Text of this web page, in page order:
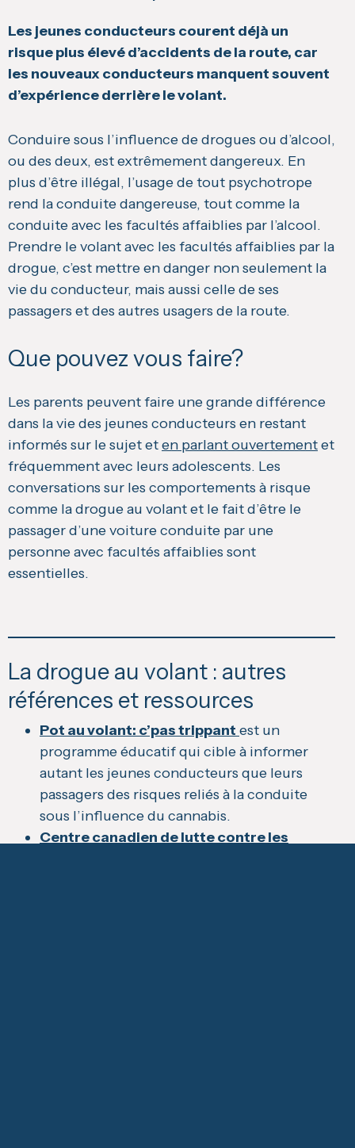
Les jeunes conducteurs courent déjà un
risque plus élevé d’accidents de la route, car
les nouveaux conducteurs manquent souvent
d’expérience derrière le volant.
Conduire sous l’influence de drogues ou d’alcool,
ou des deux, est extrêmement dangereux. En
plus d’être illégal, l’usage de tout psychotrope
rend la conduite dangereuse, tout comme la
conduite avec les facultés affaiblies par l’alcool.
Prendre le volant avec les facultés affaiblies par la
drogue, c’est mettre en danger non seulement la
vie du conducteur, mais aussi celle de ses
passagers et des autres usagers de la route.
Que pouvez vous faire?
Les parents peuvent faire une grande différence
dans la vie des jeunes conducteurs en restant
informés sur le sujet eten parlant ouvertementet
fréquemment avec leurs adolescents. Les
conversations sur les comportements à risque
comme la drogue au volant et le fait d’être le
passager d’une voiture conduite par une
personne avec facultés affaiblies sont
essentielles.
La drogue au volant : autres
références et ressources
Pot au volant: c’pas trippant est un
programme éducatif qui cible à informer
autant les jeunes conducteurs que leurs
passagers des risques reliés à la conduite
sous l’influence du cannabis.
Centre canadien de lutte contre les